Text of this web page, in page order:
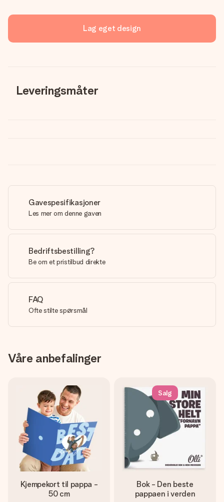
Lag eget design
Leveringsmåter
Gavespesifikasjoner
Les mer om denne gaven
Bedriftsbestilling?
Be om et pristilbud direkte
FAQ
Ofte stilte spørsmål
Våre anbefalinger
Kjempekort til pappa -
50 cm
Salg
Bok - Den beste
pappaen i verden